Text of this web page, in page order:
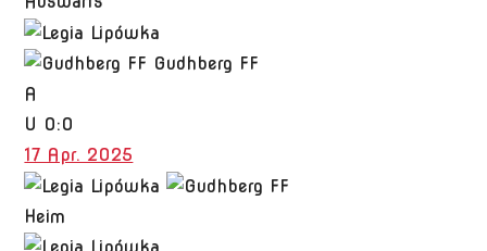
Gudhberg FF
A
U 0:0
17 Apr. 2025
Heim